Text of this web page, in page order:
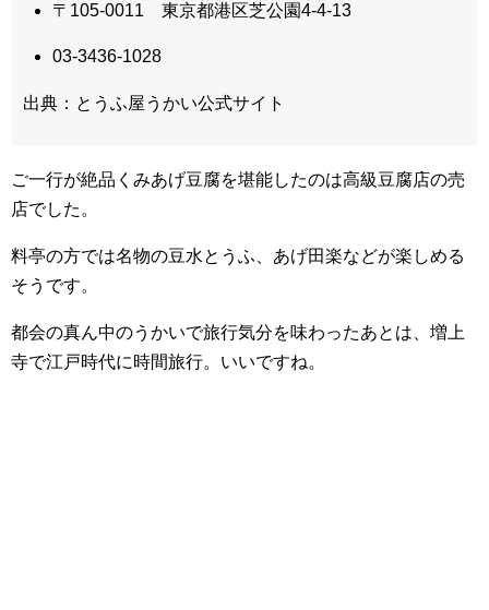
〒105-0011 東京都港区芝公園4-4-13
03-3436-1028
出典：とうふ屋うかい公式サイト
ご一行が絶品くみあげ豆腐を堪能したのは高級豆腐店の売
店でした。
料亭の方では名物の豆水とうふ、あげ田楽などが楽しめる
そうです。
都会の真ん中のうかいで旅行気分を味わったあとは、増上
寺で江戸時代に時間旅行。いいですね。